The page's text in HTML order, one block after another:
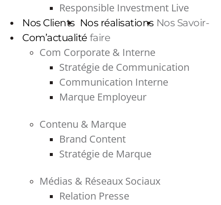
Responsible Investment Live
Nos Clients Nos réalisations
Com’actualité
Nos Savoir-
faire
Com Corporate & Interne
Stratégie de Communication
Communication Interne
Marque Employeur
Contenu & Marque
Brand Content
Stratégie de Marque
Médias & Réseaux Sociaux
Relation Presse